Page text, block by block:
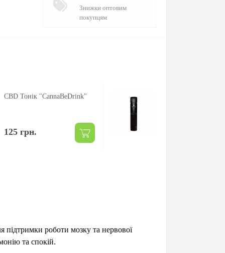
Знижки оптовим
покупцям
CBD Тонік "CannaBeDrink"
125 грн.
підтримки роботи мозку та нервової
та спокій.